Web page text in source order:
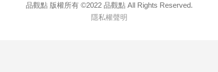
品觀點 版權所有 ©2022 品觀點 All Rights Reserved.
隱私權聲明